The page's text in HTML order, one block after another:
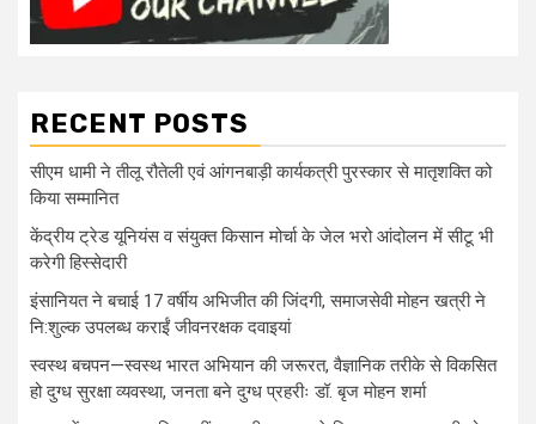
RECENT POSTS
सीएम धामी ने तीलू रौतेली एवं आंगनबाड़ी कार्यकत्री पुरस्कार से मातृशक्ति को
किया सम्मानित
केंद्रीय ट्रेड यूनियंस व संयुक्त किसान मोर्चा के जेल भरो आंदोलन में सीटू भी
करेगी हिस्सेदारी
इंसानियत ने बचाई 17 वर्षीय अभिजीत की जिंदगी, समाजसेवी मोहन खत्री ने
नि:शुल्क उपलब्ध कराईं जीवनरक्षक दवाइयां
स्वस्थ बचपन—स्वस्थ भारत अभियान की जरूरत, वैज्ञानिक तरीके से विकसित
हो दुग्ध सुरक्षा व्यवस्था, जनता बने दुग्ध प्रहरीः डॉ. बृज मोहन शर्मा